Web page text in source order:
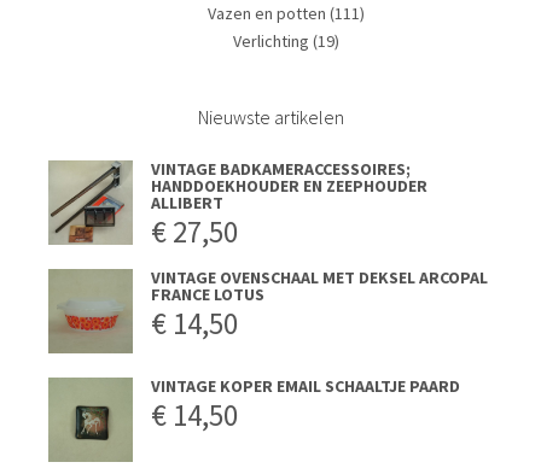
Vazen en potten (111)
Verlichting (19)
Nieuwste artikelen
VINTAGE BADKAMERACCESSOIRES;
HANDDOEKHOUDER EN ZEEPHOUDER
ALLIBERT
€27,50
VINTAGE OVENSCHAAL MET DEKSEL ARCOPAL
FRANCE LOTUS
€ 14,50
VINTAGE KOPER EMAIL SCHAALTJE PAARD
€ 14,50